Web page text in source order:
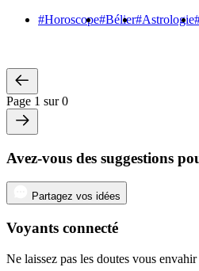
#Horoscope#Bélier#Astrologie
Page 1 sur 0
Avez-vous des suggestions
Partagez vos idées
Voyants connecté
Ne laissez pas les doutes vous